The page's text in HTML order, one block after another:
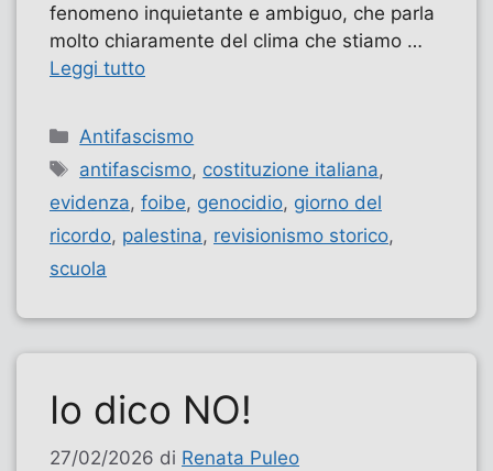
fenomeno inquietante e ambiguo, che parla
molto chiaramente del clima che stiamo …
Leggi tutto
Categorie
Antifascismo
Tag
antifascismo, costituzione italiana,
evidenza, foibe, genocidio, giorno del
ricordo, palestina, revisionismo storico,
scuola
Io dico NO!
27/02/2026 di Renata Puleo